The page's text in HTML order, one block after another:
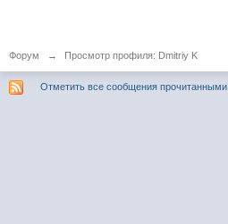
Форум → Просмотр профиля: Dmitriy K
Отметить все сообщения прочитанными